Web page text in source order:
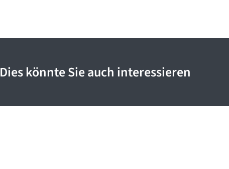
Dies könnte Sie auch interessieren